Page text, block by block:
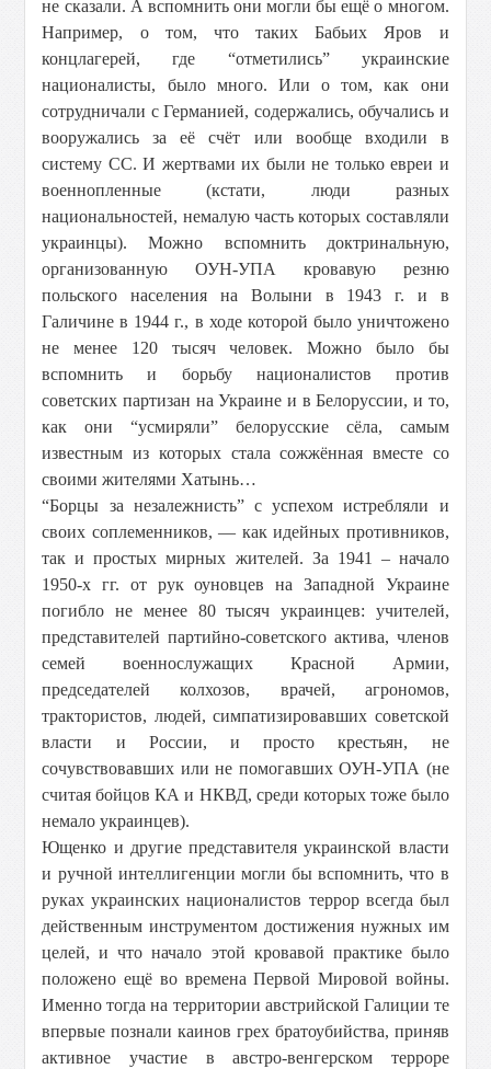
не сказали. А вспомнить они могли бы ещё о многом.
Например, о том, что таких Бабьих Яров и
концлагерей, где “отметились” украинские
националисты, было много. Или о том, как они
сотрудничали с Германией, содержались, обучались и
вооружались за её счёт или вообще входили в
систему СС. И жертвами их были не только евреи и
военнопленные (кстати, люди разных
национальностей, немалую часть которых составляли
украинцы). Можно вспомнить доктринальную,
организованную ОУН-УПА кровавую резню
польского населения на Волыни в 1943 г. и в
Галичине в 1944 г., в ходе которой было уничтожено
не менее 120 тысяч человек. Можно было бы
вспомнить и борьбу националистов против
советских партизан на Украине и в Белоруссии, и то,
как они “усмиряли” белорусские сёла, самым
известным из которых стала сожжённая вместе со
своими жителями Хатынь…
“Борцы за незалежнисть” с успехом истребляли и
своих соплеменников, — как идейных противников,
так и простых мирных жителей. За 1941 – начало
1950-х гг. от рук оуновцев на Западной Украине
погибло не менее 80 тысяч украинцев: учителей,
представителей партийно-советского актива, членов
семей военнослужащих Красной Армии,
председателей колхозов, врачей, агрономов,
трактористов, людей, симпатизировавших советской
власти и России, и просто крестьян, не
сочувствовавших или не помогавших ОУН-УПА (не
считая бойцов КА и НКВД, среди которых тоже было
немало украинцев).
Ющенко и другие представителя украинской власти
и ручной интеллигенции могли бы вспомнить, что в
руках украинских националистов террор всегда был
действенным инструментом достижения нужных им
целей, и что начало этой кровавой практике было
положено ещё во времена Первой Мировой войны.
Именно тогда на территории австрийской Галиции те
впервые познали каинов грех братоубийства, приняв
активное участие в австро-венгерском терроре